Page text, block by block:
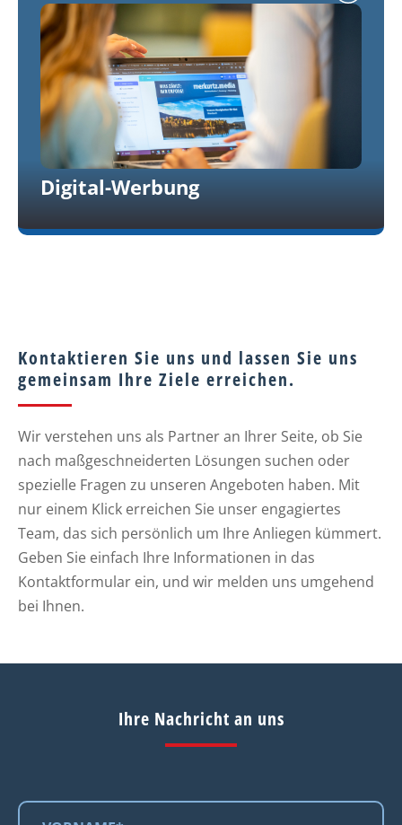
Digital-Werbung
Kontaktieren Sie uns und lassen Sie uns
gemeinsam Ihre Ziele erreichen.
Wir verstehen uns als Partner an Ihrer Seite, ob Sie
nach maßgeschneiderten Lösungen suchen oder
spezielle Fragen zu unseren Angeboten haben. Mit
nur einem Klick erreichen Sie unser engagiertes
Team, das sich persönlich um Ihre Anliegen kümmert.
Geben Sie einfach Ihre Informationen in das
Kontaktformular ein, und wir melden uns umgehend
bei Ihnen.
Ihre Nachricht an uns